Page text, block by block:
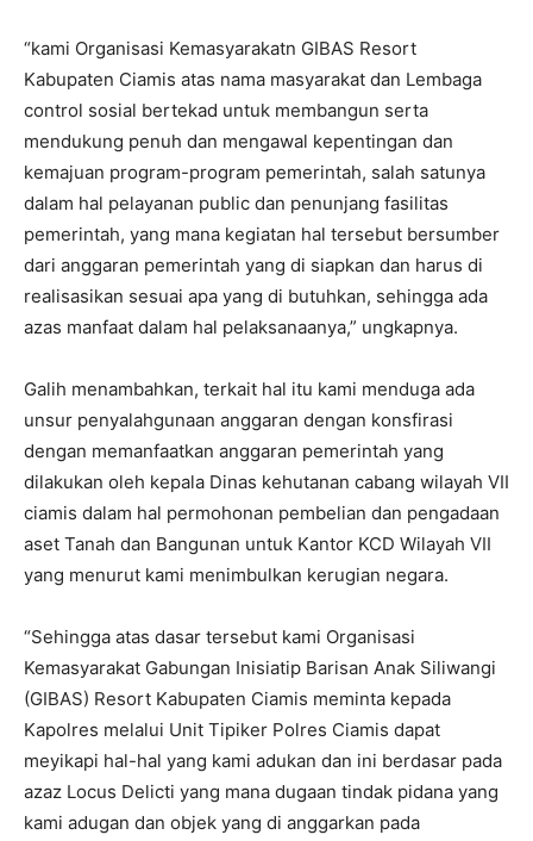
“kami Organisasi Kemasyarakatn GIBAS Resort
Kabupaten Ciamis atas nama masyarakat dan Lembaga
control sosial bertekad untuk membangun serta
mendukung penuh dan mengawal kepentingan dan
kemajuan program-program pemerintah, salah satunya
dalam hal pelayanan public dan penunjang fasilitas
pemerintah, yang mana kegiatan hal tersebut bersumber
dari anggaran pemerintah yang di siapkan dan harus di
realisasikan sesuai apa yang di butuhkan, sehingga ada
azas manfaat dalam hal pelaksanaanya,” ungkapnya.
Galih menambahkan, terkait hal itu kami menduga ada
unsur penyalahgunaan anggaran dengan konsfirasi
dengan memanfaatkan anggaran pemerintah yang
dilakukan oleh kepala Dinas kehutanan cabang wilayah VII
ciamis dalam hal permohonan pembelian dan pengadaan
aset Tanah dan Bangunan untuk Kantor KCD Wilayah VII
yang menurut kami menimbulkan kerugian negara.
“Sehingga atas dasar tersebut kami Organisasi
Kemasyarakat Gabungan Inisiatip Barisan Anak Siliwangi
(GIBAS) Resort Kabupaten Ciamis meminta kepada
Kapolres melalui Unit Tipiker Polres Ciamis dapat
meyikapi hal-hal yang kami adukan dan ini berdasar pada
azaz Locus Delicti yang mana dugaan tindak pidana yang
kami adugan dan objek yang di anggarkan pada